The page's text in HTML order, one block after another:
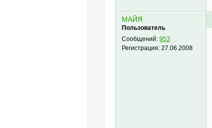
МАЙЯ
Пользователь
Сообщений:953
Регистрация:27.06.2008